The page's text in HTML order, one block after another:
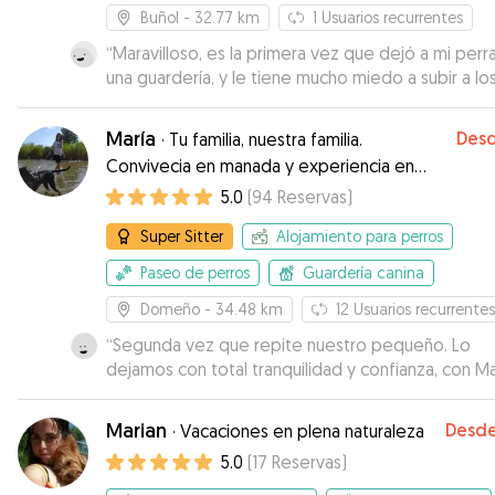
Buñol - 32.77 km 1 Usuarios recurrentes
“Maravilloso, es la primera vez que dejó a mi
una guardería, y le tiene mucho miedo a subir a los
coches, gracias a José Ángel, hasta eso fue más
Me mandó videos todos los días y mi pequeña
guapísima. El mes que viene volvera allí a jugar
perretes. Gracias por dar está calidad en el servicio
María · Tu familia, nuestra familia.
Convivecia en manada y experiencia en
etologia.
5.0 (94 Reservas)
Super Sitter
Alojamiento para perros
Paseo de perros
Guardería canina
Domeño - 34.48 km 12 Usuarios recurrentes
“Segunda vez que repite nuestro pequeño. Lo
dejamos con total tranquilidad y confianza, con
Jennifer siempre es como dejarlo con la familia.
siempre queda muy contento y se divierte
los otros perretes.”
Marian · Vacaciones en plena naturaleza
5.0 (17 Reservas)